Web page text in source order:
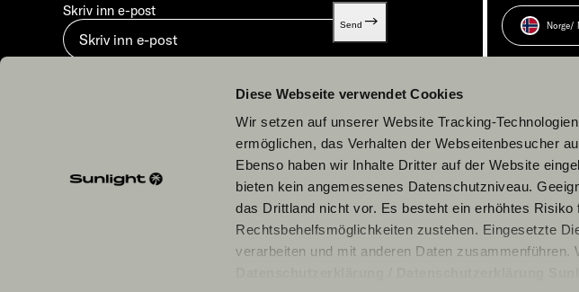
Diese Webseite verwendet Cookies
Wir setzen auf unserer Website Tracking-
ermöglichen, das Verhalten der Webseitenbesucher
Ebenso haben wir Inhalte Dritter auf der Website
bieten kein angemessenes Datenschutzniveau.
das Drittland nicht vor. Es besteht ein erhöhtes
Rechtsbehelfsmöglichkeiten zustehen. Eingesetzte
verarbeiten und mit anderen Daten zusammenführen.
Skriv inn e-post
Send Norge/